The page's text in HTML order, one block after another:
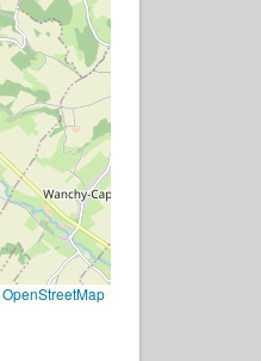
OpenStreetMap